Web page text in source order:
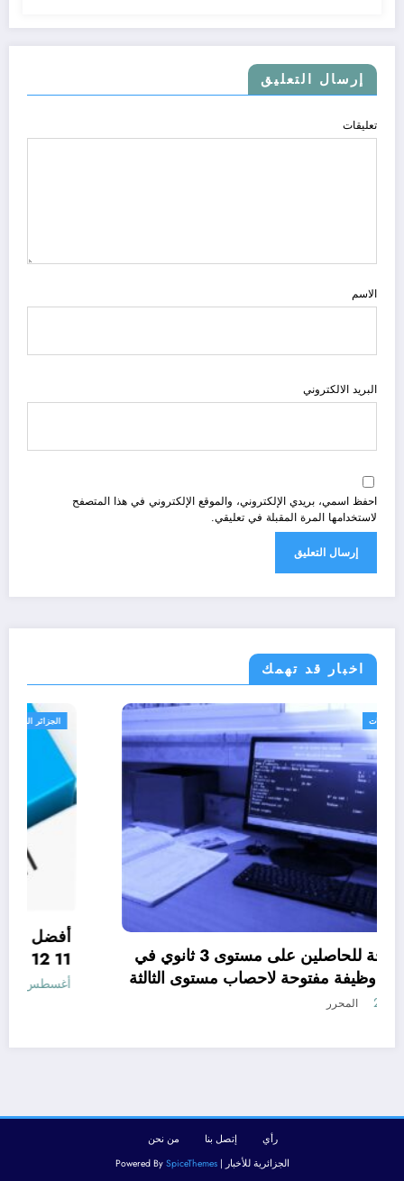
إرسال التعليق
تعليقات
الاسم
البريد الالكتروني
احفظ اسمي، بريدي الإلكتروني، والموقع الإلكتروني في هذا المتصفح
لاستخدامها المرة المقبلة في تعليقي.
اخبار قد تهمك
الجزائر الحدث
وظائف مفتوحة للحاصلين على مستوى 3 ثانوي في
الجزائر .. 15 وظيفة مفتوحة لاحصاب مستوى الثالثة
ثانوي في الجزائر
أغسطس 7, 2026
رأي إتصل بنا
من نحن
الجزائرية للأخبار | Powered BySpiceThemes